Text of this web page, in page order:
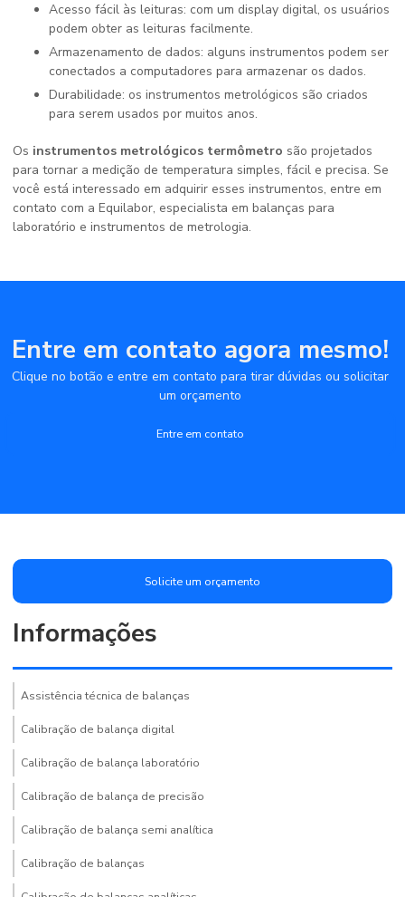
Acesso fácil às leituras: com um display digital, os usuários
podem obter as leituras facilmente.
Armazenamento de dados: alguns instrumentos podem ser
conectados a computadores para armazenar os dados.
Durabilidade: os instrumentos metrológicos são criados
para serem usados por muitos anos.
Os instrumentos metrológicos termômetro são projetados
para tornar a medição de temperatura simples, fácil e precisa. Se
você está interessado em adquirir esses instrumentos, entre em
contato com a Equilabor, especialista em balanças para
laboratório e instrumentos de metrologia.
Entre em contato agora mesmo!
Clique no botão e entre em contato para tirar dúvidas ou solicitar
um orçamento
Entre em contato
Solicite um orçamento
Informações
Assistência técnica de balanças
Calibração de balança digital
Calibração de balança laboratório
Calibração de balança de precisão
Calibração de balança semi analítica
Calibração de balanças